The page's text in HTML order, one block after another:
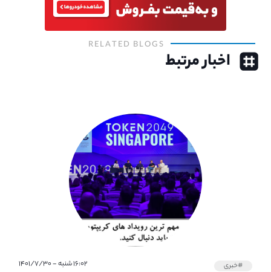
RELATED BLOGS
اخبار مرتبط
#خبری ۱۶:۰۲ شنبه - ۱۴۰۱/۷/۳۰